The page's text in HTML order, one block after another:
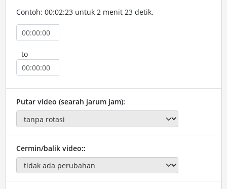
Contoh: 00:02:23 untuk 2 menit 23 detik.
to
Putar video (searah jarum jam):
Cermin/balik video::